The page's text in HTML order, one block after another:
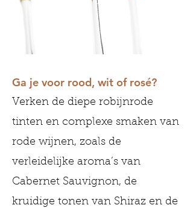
Ga je voor rood, wit of rosé?
Verken de diepe robijnrode
tinten en complexe smaken van
rode wijnen, zoals de
verleidelijke aroma’s van
Cabernet Sauvignon, de
kruidige tonen van Shiraz en de